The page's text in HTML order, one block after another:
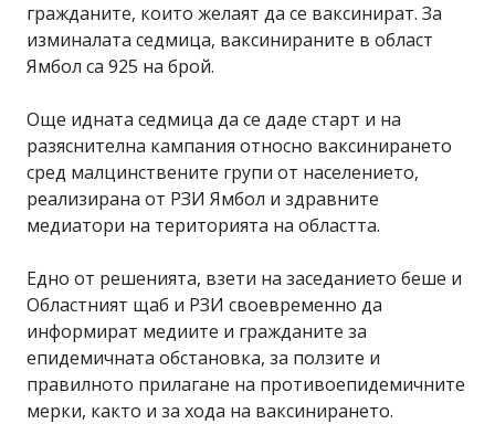
гражданите, които желаят да се ваксинират. За
изминалата седмица, ваксинираните в област
Ямбол са 925 на брой.
Още идната седмица да се даде старт и на
разяснителна кампания относно ваксинирането
сред малцинствените групи от населението,
реализирана от РЗИ Ямбол и здравните
медиатори на територията на областта.
Едно от решенията, взети на заседанието беше и
Областният щаб и РЗИ своевременно да
информират медиите и гражданите за
епидемичната обстановка, за ползите и
правилното прилагане на противоепидемичните
мерки, както и за хода на ваксинирането.